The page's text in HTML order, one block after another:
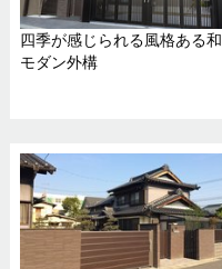
四季が感じられる風格ある和
モダン外構